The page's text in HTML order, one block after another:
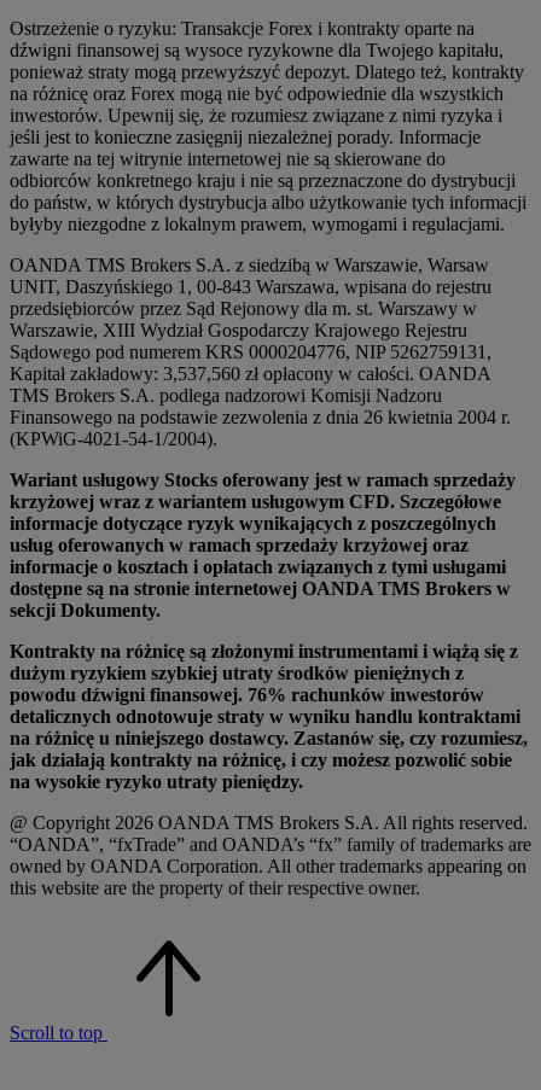
Ostrzeżenie o ryzyku: Transakcje Forex i kontrakty oparte na
dźwigni finansowej są wysoce ryzykowne dla Twojego kapitału,
ponieważ straty mogą przewyższyć depozyt. Dlatego też, kontrakty
na różnicę oraz Forex mogą nie być odpowiednie dla wszystkich
inwestorów. Upewnij się, że rozumiesz związane z nimi ryzyka i
jeśli jest to konieczne zasięgnij niezależnej porady. Informacje
zawarte na tej witrynie internetowej nie są skierowane do
odbiorców konkretnego kraju i nie są przeznaczone do dystrybucji
do państw, w których dystrybucja albo użytkowanie tych informacji
byłyby niezgodne z lokalnym prawem, wymogami i regulacjami.
OANDA TMS Brokers S.A. z siedzibą w Warszawie, Warsaw
UNIT, Daszyńskiego 1, 00-843 Warszawa, wpisana do rejestru
przedsiębiorców przez Sąd Rejonowy dla m. st. Warszawy w
Warszawie, XIII Wydział Gospodarczy Krajowego Rejestru
Sądowego pod numerem KRS 0000204776, NIP 5262759131,
Kapitał zakładowy: 3,537,560 zł opłacony w całości. OANDA
TMS Brokers S.A. podlega nadzorowi Komisji Nadzoru
Finansowego na podstawie zezwolenia z dnia 26 kwietnia 2004 r.
(KPWiG-4021-54-1/2004).
Wariant usługowy Stocks oferowany jest w ramach sprzedaży
krzyżowej wraz z wariantem usługowym CFD. Szczegółowe
informacje dotyczące ryzyk wynikających z poszczególnych
usług oferowanych w ramach sprzedaży krzyżowej oraz
informacje o kosztach i opłatach związanych z tymi usługami
dostępne są na stronie internetowej OANDA TMS Brokers w
sekcji Dokumenty.
Kontrakty na różnicę są złożonymi instrumentami i wiążą się z
dużym ryzykiem szybkiej utraty środków pieniężnych z
powodu dźwigni finansowej. 76% rachunków inwestorów
detalicznych odnotowuje straty w wyniku handlu kontraktami
na różnicę u niniejszego dostawcy. Zastanów się, czy rozumiesz,
jak działają kontrakty na różnicę, i czy możesz pozwolić sobie
na wysokie ryzyko utraty pieniędzy.
@ Copyright 2026 OANDA TMS Brokers S.A. All rights reserved.
“OANDA”, “fxTrade” and OANDA’s “fx” family of trademarks are
owned by OANDA Corporation. All other trademarks appearing on
this website are the property of their respective owner.
Scroll to top